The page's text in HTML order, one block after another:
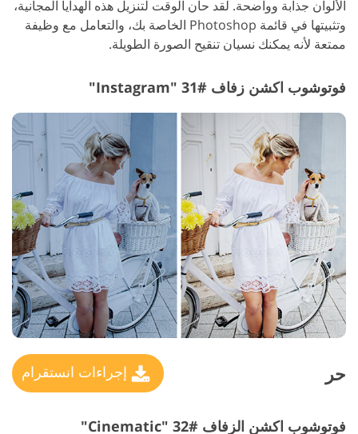
الألوان جذابة وواضحة. لقد حان الوقت لتنزيل هذه الهدايا المجانية،
وتثبيتها في قائمة Photoshop الخاصة بك، والتعامل مع وظيفة
ممتعة لأنه يمكنك نسيان تنقيح الصورة الطويلة.
فوتوشوب اكشن زفاف #31 "Instagram"
حر إجراءات انستقرام
فوتوشوب اكشن الزفاف #32 "Cinematic"